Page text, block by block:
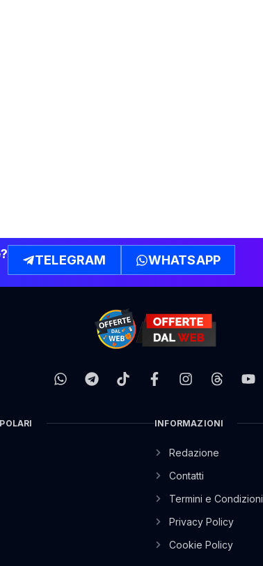
TELEGRAM WHATSAPP
INFORMAZIONI
Redazione
Contatti
Termini e Condizioni
Privacy Policy
Cookie Policy